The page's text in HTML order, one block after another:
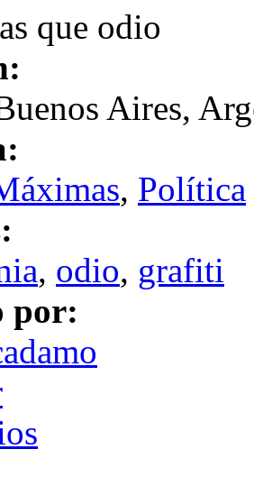
que odio
Aires,
, Política
, odio, grafiti
por: